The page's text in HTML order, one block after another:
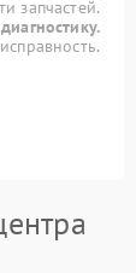
запчастей.